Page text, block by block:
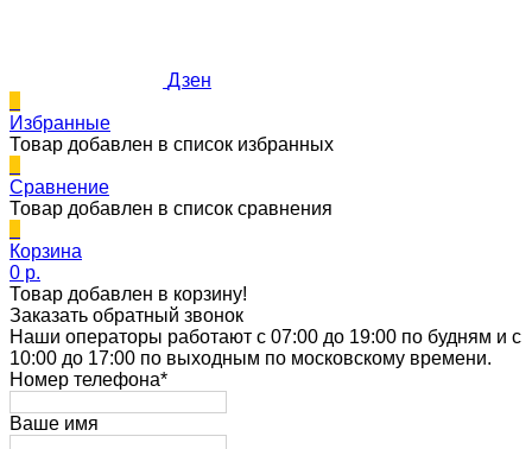
Дзен
Избранные
Товар добавлен в список избранных
Сравнение
Товар добавлен в список сравнения
Корзина
0 p.
Товар добавлен в корзину!
Заказать обратный звонок
Наши операторы работают с 07:00 до 19:00 по будням и с
10:00 до 17:00 по выходным по московскому времени.
Номер телефона*
Ваше имя